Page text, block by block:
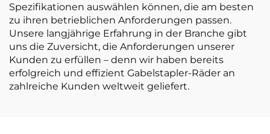
Spezifikationen auswählen können, die am besten
zu ihren betrieblichen Anforderungen passen.
Unsere langjährige Erfahrung in der Branche gibt
uns die Zuversicht, die Anforderungen unserer
Kunden zu erfüllen – denn wir haben bereits
erfolgreich und effizient Gabelstapler-Räder an
zahlreiche Kunden weltweit geliefert.